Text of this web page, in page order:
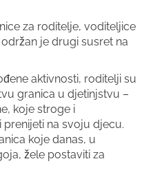
za roditelje, voditeljice
je drugi susret na
aktivnosti, roditelji su
granica u djetinjstvu –
koje stroge i
prenijeti na svoju djecu.
koje danas, u
žele postaviti za